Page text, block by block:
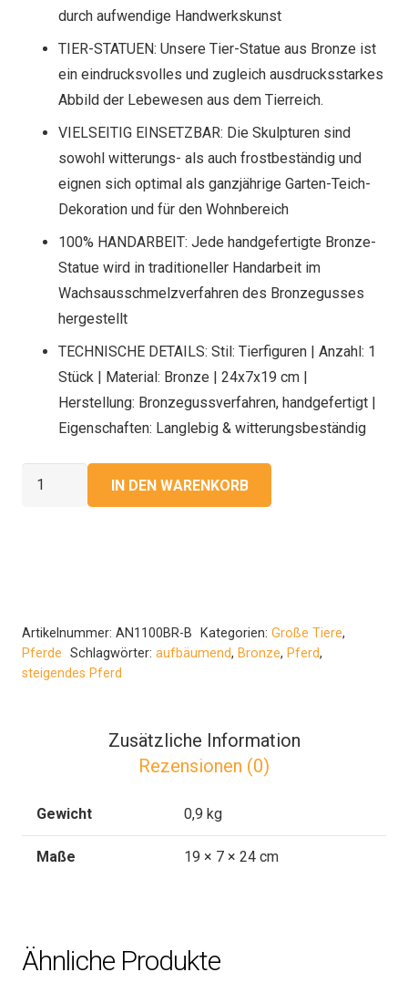
durch aufwendige Handwerkskunst
TIER-STATUEN: Unsere Tier-Statue aus Bronze ist
ein eindrucksvolles und zugleich ausdrucksstarkes
Abbild der Lebewesen aus dem Tierreich.
VIELSEITIG EINSETZBAR: Die Skulpturen sind
sowohl witterungs- als auch frostbeständig und
eignen sich optimal als ganzjährige Garten-Teich-
Dekoration und für den Wohnbereich
100% HANDARBEIT: Jede handgefertigte Bronze-
Statue wird in traditioneller Handarbeit im
Wachsausschmelzverfahren des Bronzegusses
hergestellt
TECHNISCHE DETAILS: Stil: Tierfiguren | Anzahl: 1
Stück | Material: Bronze | 24x7x19 cm |
Herstellung: Bronzegussverfahren, handgefertigt |
Eigenschaften: Langlebig & witterungsbeständig
Bronze
x
7
x
IN DEN WARENKORB
Artikelnummer: AN1100BR-B Kategorien: Große Tiere,
Pferde Schlagwörter: aufbäumend, Bronze, Pferd,
steigendes Pferd
Zusätzliche Information
Rezensionen (0)
Gewicht 0,9 kg
Maße 19 × 7 × 24 cm
Ähnliche Produkte